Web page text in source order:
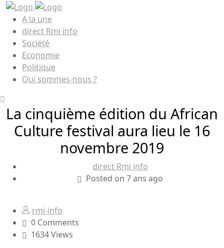
A la une
direct Rmi info
Société
Economie
Politique
Qui sommes-nous ?
La cinquième édition du African
Culture festival aura lieu le 16
novembre 2019
direct Rmi info
Posted on 7 ans ago
rmi-info
0 Comments
1634 Views